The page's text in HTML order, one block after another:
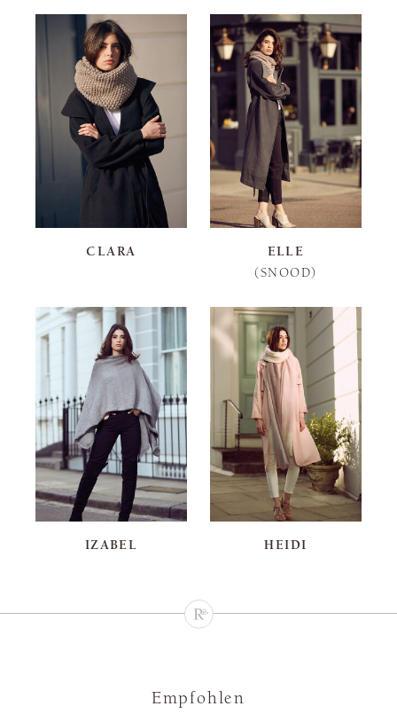
CLARA
ELLE
(SNOOD)
IZABEL HEIDI
Empfohlen